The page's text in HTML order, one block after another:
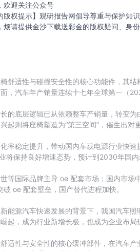
欢迎关注公众号
版权提示】观研报告网倡导尊重与保护
烦请提供金沙下载送彩金的版权疑问、身
舒适性与碰撞安全性的核心功能件，其
，汽车年产销量连续十七年全球第一（
的底层逻辑已从依赖整车产销量，转变
起则将座椅塑造为“第三空间”，催生出
率稳定提升，带动国内车载电源行业快
将保持良好增速态势，预计到2030年国
等国际品牌主导 oe 配套市场；国内市
破 oe 配套壁垒，国产替代进程加快。
能源汽车快速发展的背景下，我国汽车
起，成为行业新增长极，也成为企业布局
适性与安全性的核心缓冲部件，在汽车